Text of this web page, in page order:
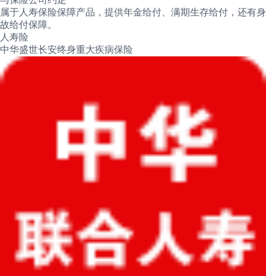
属于人寿保险保障产品，提供年金给付、满期生存给付，还有身
故给付保障。
人寿险
中华盛世长安终身重大疾病保险